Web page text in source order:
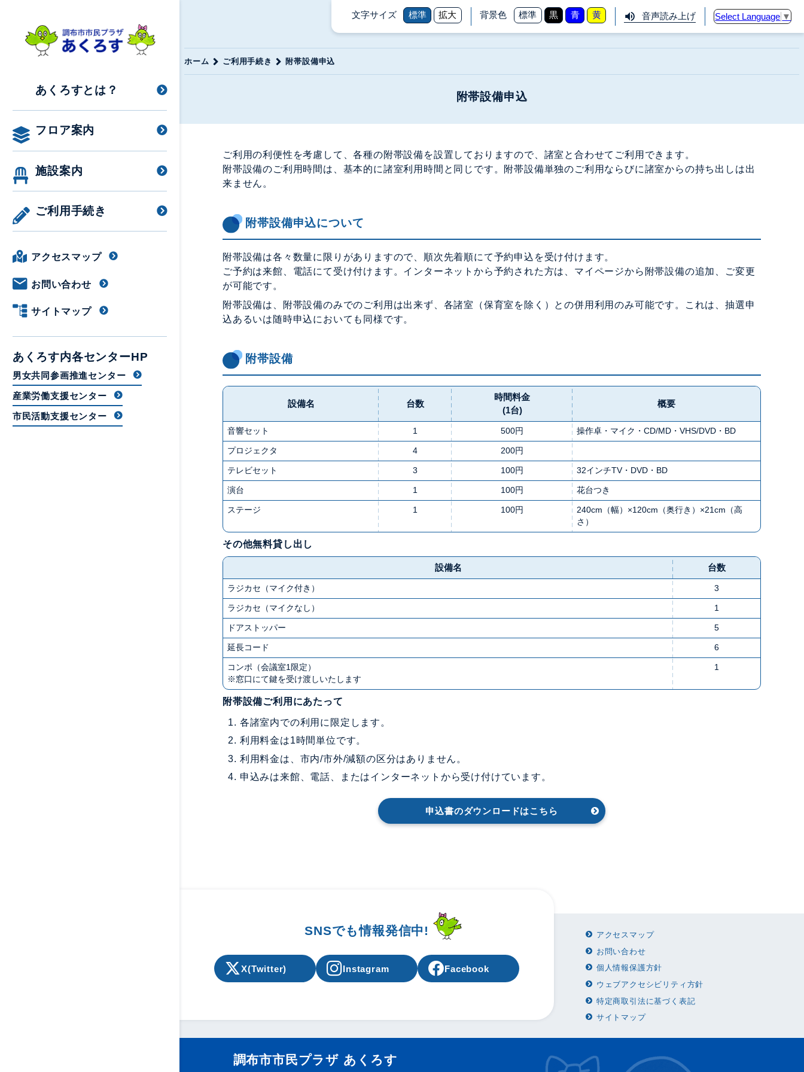
あくろすとは？
フロア案内
施設案内
ご利用手続き
アクセスマップ
お問い合わせ
サイトマップ
あくろす内各センターHP
男女共同参画推進センター
産業労働支援センター
市民活動支援センター
文字サイズ 標準 拡大 背景色 標準 黒 青 黄 音声読み上げ Select Language ▼
ホーム ご利用手続き 附帯設備申込
附帯設備申込
ご利用の利便性を考慮して、各種の附帯設備を設置しておりますので、諸室と合わせてご利用できます。
附帯設備のご利用時間は、基本的に諸室利用時間と同じです。附帯設備単独のご利用ならびに諸室からの持ち出しは出
来ません。
附帯設備申込について
附帯設備は各々数量に限りがありますので、順次先着順にて予約申込を受け付けます。
ご予約は来館、電話にて受け付けます。インターネットから予約された方は、マイページから附帯設備の追加、ご変更
が可能です。
附帯設備は、附帯設備のみでのご利用は出来ず、各諸室（保育室を除く）との併用利用のみ可能です。これは、抽選申
込あるいは随時申込においても同様です。
附帯設備
設備名 台数
時間料金
(1台)
概要
音響セット 1 500円 操作卓・マイク・CD/MD・VHS/DVD・BD
プロジェクタ 4 200円
テレビセット 3 100円 32インチTV・DVD・BD
演台 1 100円 花台つき
ステージ 1 100円
240cm（幅）×120cm（奥行き）×21cm（高
さ）
その他無料貸し出し
設備名 台数
ラジカセ（マイク付き） 3
ラジカセ（マイクなし） 1
ドアストッパー 5
延長コード 6
コンポ（会議室1限定）
※窓口にて鍵を受け渡しいたします
1
附帯設備ご利用にあたって
各諸室内での利用に限定します。
利用料金は1時間単位です。
利用料金は、市内/市外/減額の区分はありません。
申込みは来館、電話、またはインターネットから受け付けています。
申込書のダウンロードはこちら
SNSでも情報発信中!
X(Twitter) Instagram Facebook
アクセスマップ
お問い合わせ
個人情報保護方針
ウェブアクセシビリティ方針
特定商取引法に基づく表記
サイトマップ
調布市市民プラザ あくろす